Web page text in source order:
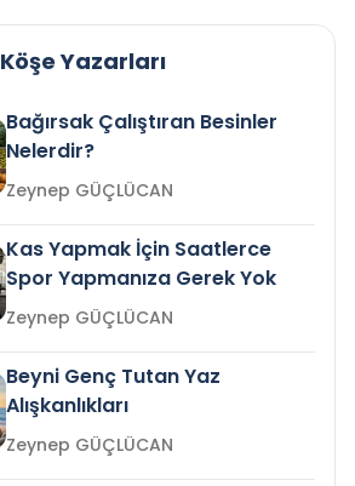
Köşe Yazarları
Bağırsak Çalıştıran Besinler
Nelerdir?
Zeynep GÜÇLÜCAN
Kas Yapmak İçin Saatlerce
Spor Yapmanıza Gerek Yok
Zeynep GÜÇLÜCAN
Beyni Genç Tutan Yaz
Alışkanlıkları
Zeynep GÜÇLÜCAN